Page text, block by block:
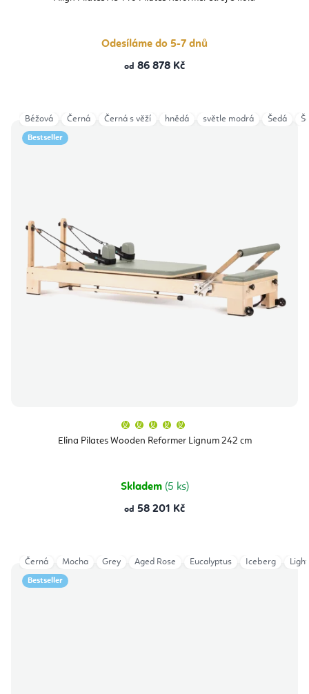
Odesíláme do 5-7 dnů
od 86 878 Kč
Bestseller
Elina Pilates Wooden Reformer Lignum 242 cm
produktu
je
hvězdiček.
Skladem (5 ks)
od 58 201 Kč
Béžová Černá Černá s věží hnědá světle modrá Šedá
Bestseller
Černá Mocha Grey Aged Rose Eucalyptus Iceberg